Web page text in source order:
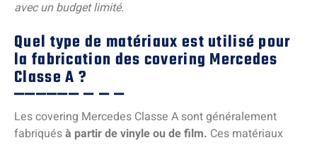
avec un budget limité.
Quel type de matériaux est utilisé pour
la fabrication des covering Mercedes
Classe A ?
Les covering Mercedes Classe A sont généralement
fabriquésà partir de vinyle ou de film. Ces matériaux